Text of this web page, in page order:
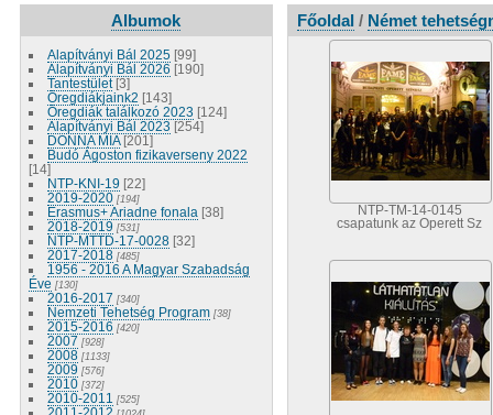
Albumok
Alapítványi Bál 2025 [99]
Alapítványi Bál 2026 [190]
Tantestület [3]
Öregdiákjaink2 [143]
Öregdiák találkozó 2023 [124]
Alapítványi Bál 2023 [254]
DONNA MIA [201]
Budó Ágoston fizikaverseny 2022
[14]
NTP-KNI-19 [22]
2019-2020 [194]
Erasmus+ Ariadne fonala [38]
2018-2019 [531]
NTP-MTTD-17-0028 [32]
2017-2018 [485]
1956 - 2016 A Magyar Szabadság
Éve [130]
2016-2017 [340]
Nemzeti Tehetség Program [38]
2015-2016 [420]
2007 [928]
2008 [1133]
2009 [576]
2010 [372]
2010-2011 [525]
Főoldal/ Német
NTP-TM-14-0145
csapatunk az Operett Sz